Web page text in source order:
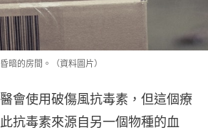
暗的房間。（資料圖片）
會使用破傷風抗毒素，但這個療
抗毒素來源自另一個物種的血